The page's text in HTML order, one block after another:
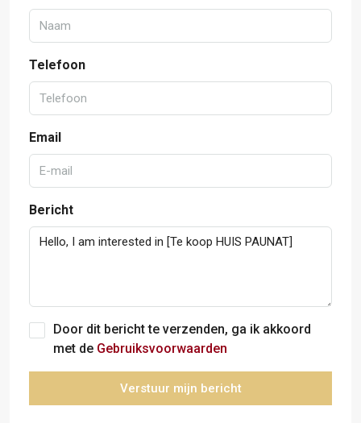
Telefoon
Email
Bericht
Door dit bericht te verzenden, ga ik akkoord
met de Gebruiksvoorwaarden
Verstuur mijn bericht